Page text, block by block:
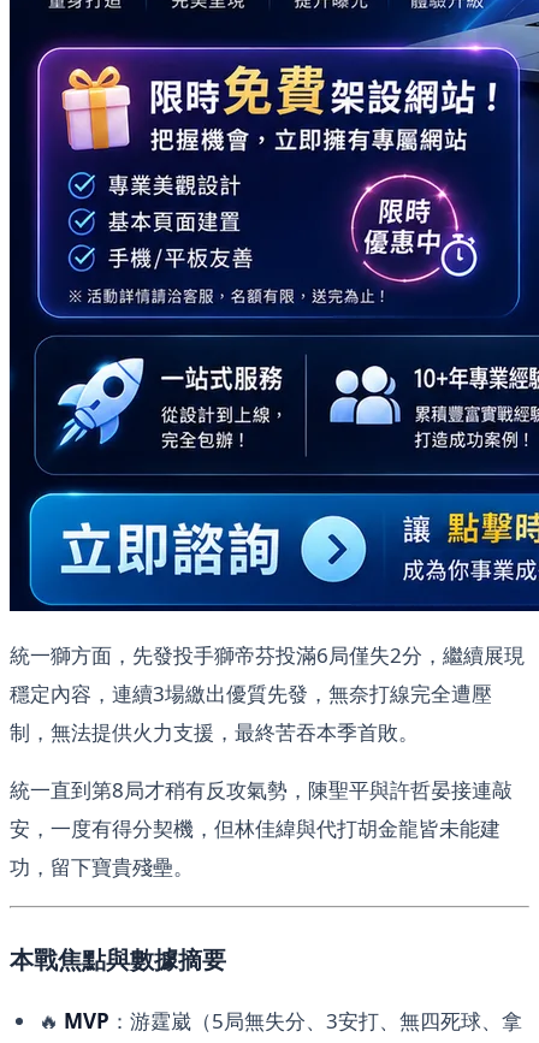
統一獅方面，先發投手獅帝芬投滿6局僅失2分，繼續展現
穩定內容，連續3場繳出優質先發，無奈打線完全遭壓
制，無法提供火力支援，最終苦吞本季首敗。
統一直到第8局才稍有反攻氣勢，陳聖平與許哲晏接連敲
安，一度有得分契機，但林佳緯與代打胡金龍皆未能建
功，留下寶貴殘壘。
本戰焦點與數據摘要
🔥 MVP ：游霆崴（5局無失分、3安打、無四死球、拿